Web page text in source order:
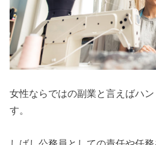
女性ならではの副業と言えばハ
す。